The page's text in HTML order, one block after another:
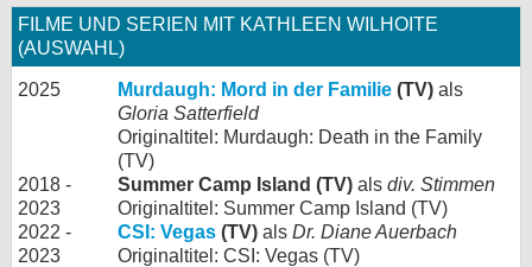
FILME UND SERIEN MIT KATHLEEN WILHOITE
(AUSWAHL)
2025 Murdaugh: Mord in der Familie (TV) als
Gloria Satterfield
Originaltitel: Murdaugh: Death in the Family
(TV)
2018 -
2023
Summer Camp Island (TV) als div. Stimmen
Originaltitel: Summer Camp Island (TV)
2022 -
2023
CSI: Vegas (TV) als Dr. Diane Auerbach
Originaltitel: CSI: Vegas (TV)